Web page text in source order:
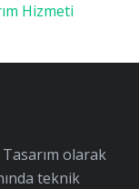
Hizmeti
Tasarım olarak
teknik